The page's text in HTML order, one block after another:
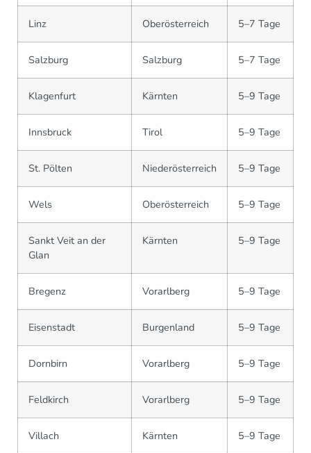
Linz Oberösterreich 5–7 Tage
Salzburg Salzburg 5–7 Tage
Klagenfurt Kärnten 5–9 Tage
Innsbruck Tirol 5–9 Tage
St. Pölten Niederösterreich 5–9 Tage
Wels Oberösterreich 5–9 Tage
Sankt Veit an der
Glan
Kärnten 5–9 Tage
Bregenz Vorarlberg 5–9 Tage
Eisenstadt Burgenland 5–9 Tage
Dornbirn Vorarlberg 5–9 Tage
Feldkirch Vorarlberg 5–9 Tage
Villach Kärnten 5–9 Tage